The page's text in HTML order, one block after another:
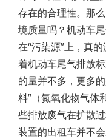
存在的合理性。那
境质量吗？机动车
在“污染源”上，真
着机动车尾气排放
的量并不多，更多
料”（氮氧化物气体
些排放废气在扩散
装置的出租车并不